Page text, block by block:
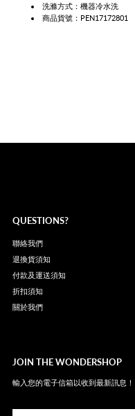
洗滌方式：機器冷水洗
商品貨號：PEN17172801
QUESTIONS?
聯絡我們
退換貨須知
付款及運送須知
折扣須知
關於我們
JOIN THE WONDERSHOP
輸入您的電子信箱以收到最新訊息！